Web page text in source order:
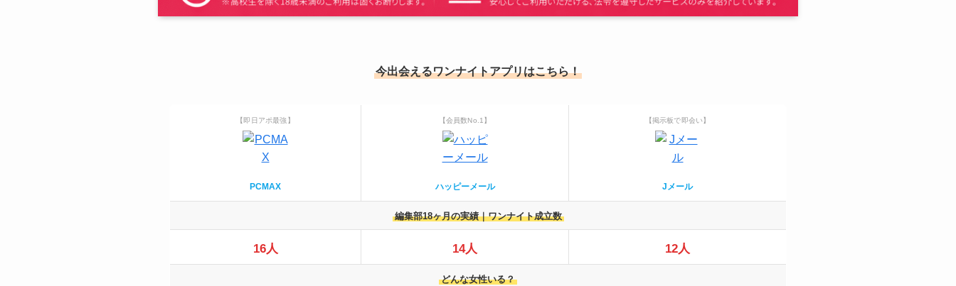
今出会えるワンナイトアプリはこちら！
【即日アポ最強】
PCMAX
【会員数No.1】
ハッピーメール
【掲示板で即会い】
Jメール
編集部18ヶ月の実績｜ワンナイト成立数
16人 14人 12人
どんな女性いる？